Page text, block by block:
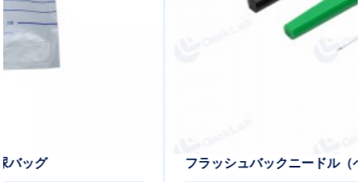
フラッシュバックニードル（ペンタイプ）